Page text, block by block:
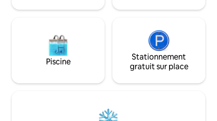
accéder à la porte d’entrée, non
Fairgrounds et
parfait de confort
Piscine
Stationnement
gratuit sur place